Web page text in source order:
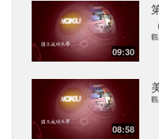
09:30
08:58